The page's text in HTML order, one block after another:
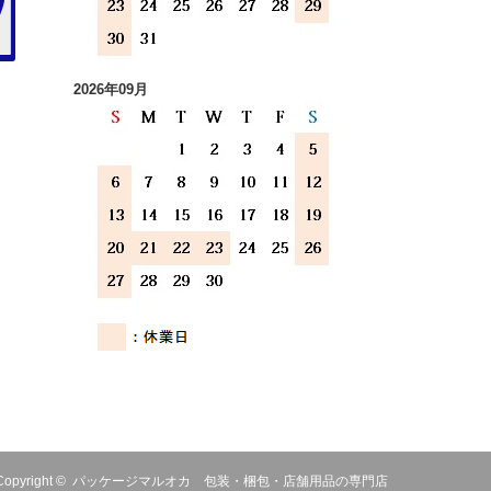
2026年09月
© パッケージマルオカ 包装・梱包・店舗用品の専門店